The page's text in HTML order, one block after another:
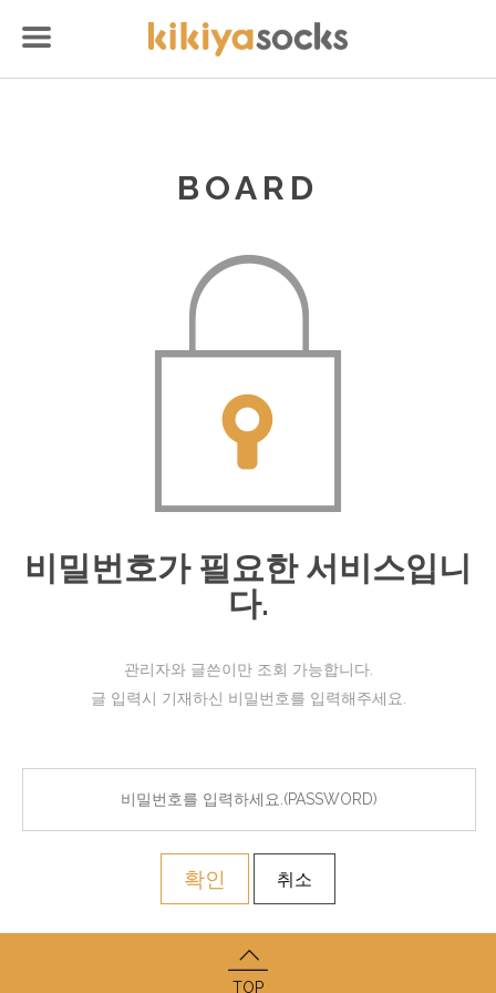
BOARD
비밀번호가 필요한 서비스입니
다.
관리자와 글쓴이만 조회 가능합니다.
글 입력시 기재하신 비밀번호를 입력해주세요.
확인 취소
TOP